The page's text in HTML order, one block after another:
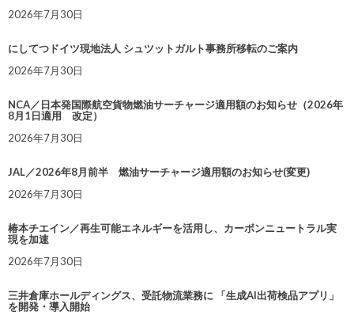
2026年7月30日
にしてつドイツ現地法人 シュツットガルト事務所移転のご案内
2026年7月30日
NCA／日本発国際航空貨物燃油サーチャージ適用額のお知らせ（2026年
8月1日適用 改定）
2026年7月30日
JAL／2026年8月前半 燃油サーチャージ適用額のお知らせ(変更)
2026年7月30日
椿本チエイン／再生可能エネルギーを活用し、カーボンニュートラル実
現を加速
2026年7月30日
三井倉庫ホールディングス、受託物流業務に 「生成AI出荷検品アプリ」
を開発・導入開始